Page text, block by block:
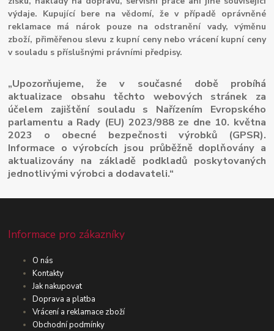
výdaje. Kupující bere na vědomí, že v případě oprávněné
reklamace má nárok pouze na odstranění vady, výměnu
zboží, přiměřenou slevu z kupní ceny nebo vrácení kupní ceny
v souladu s příslušnými právními předpisy.
„Upozorňujeme, že v současné době probíhá
aktualizace obsahu těchto webových stránek za
účelem zajištění souladu s Nařízením Evropského
parlamentu a Rady (EU) 2023/988 ze dne 10. května
2023 o obecné bezpečnosti výrobků (GPSR).
Informace o výrobcích jsou průběžně doplňovány a
aktualizovány na základě podkladů poskytovaných
jednotlivými výrobci a dodavateli.“
Informace pro zákazníky
O nás
Kontakty
Jak nakupovat
Doprava a platba
Vrácení a reklamace zboží
Obchodní podmínky